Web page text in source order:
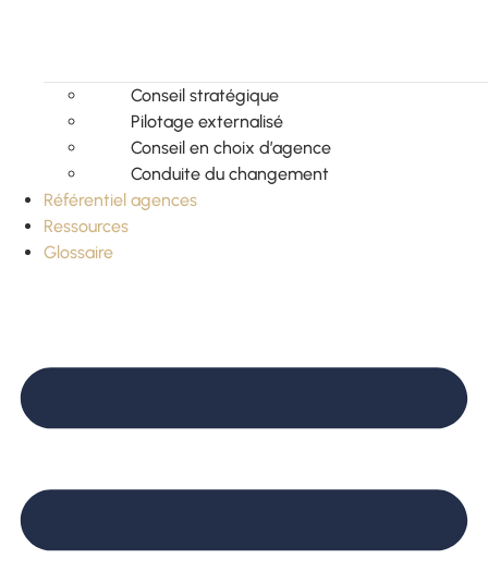
Conseil stratégique
Pilotage externalisé
Conseil en choix d’agence
Conduite du changement
Référentiel agences
Ressources
Glossaire